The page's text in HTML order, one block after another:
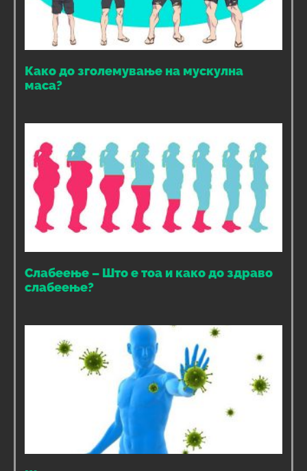
Како до зголемување на мускулна
маса?
Слабеење – Што е тоа и како до здраво
слабеење?